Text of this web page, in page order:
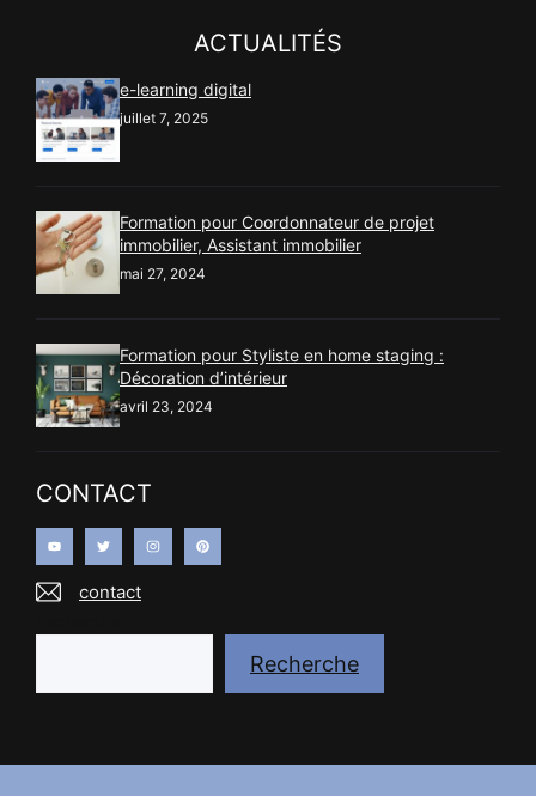
ACTUALITÉS
e-learning digital
juillet 7, 2025
Formation pour Coordonnateur de projet
immobilier, Assistant immobilier
mai 27, 2024
Formation pour Styliste en home staging :
Décoration d’intérieur
avril 23, 2024
CONTACT
contact
Recherche